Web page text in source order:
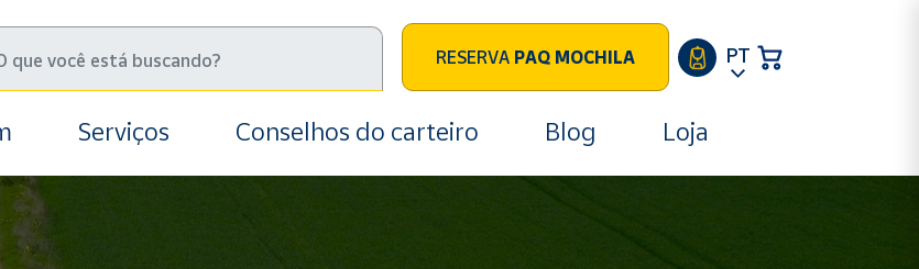
RESERVA PAQ MOCHILA PT
Serviços Conselhos do carteiro Blog Loja